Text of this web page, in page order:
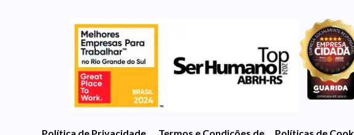
Política de Privacidade Termos e Condições de UsoPolíticas de